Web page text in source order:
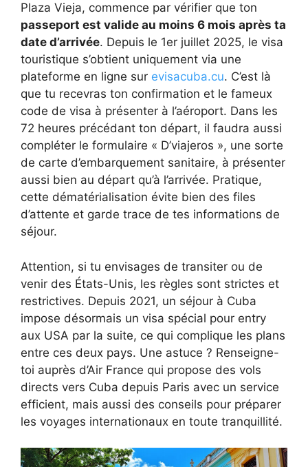
Plaza Vieja, commence par vérifier que ton
passeport est valide au moins 6 mois après ta
date d’arrivée. Depuis le 1er juillet 2025, le visa
touristique s’obtient uniquement via une
plateforme en ligne sur evisacuba.cu. C’est là
que tu recevras ton confirmation et le fameux
code de visa à présenter à l’aéroport. Dans les
72 heures précédant ton départ, il faudra aussi
compléter le formulaire « D’viajeros », une sorte
de carte d’embarquement sanitaire, à présenter
aussi bien au départ qu’à l’arrivée. Pratique,
cette dématérialisation évite bien des files
d’attente et garde trace de tes informations de
séjour.
Attention, si tu envisages de transiter ou de
venir des États-Unis, les règles sont strictes et
restrictives. Depuis 2021, un séjour à Cuba
impose désormais un visa spécial pour entry
aux USA par la suite, ce qui complique les plans
entre ces deux pays. Une astuce ? Renseigne-
toi auprès d’Air France qui propose des vols
directs vers Cuba depuis Paris avec un service
efficient, mais aussi des conseils pour préparer
les voyages internationaux en toute tranquillité.